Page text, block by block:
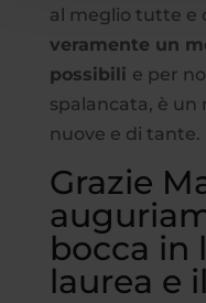
al meglio tutte e
veramente un
possibili e per
spalancata, è un
nuove e di tante.
Grazie
bocca in
laurea e